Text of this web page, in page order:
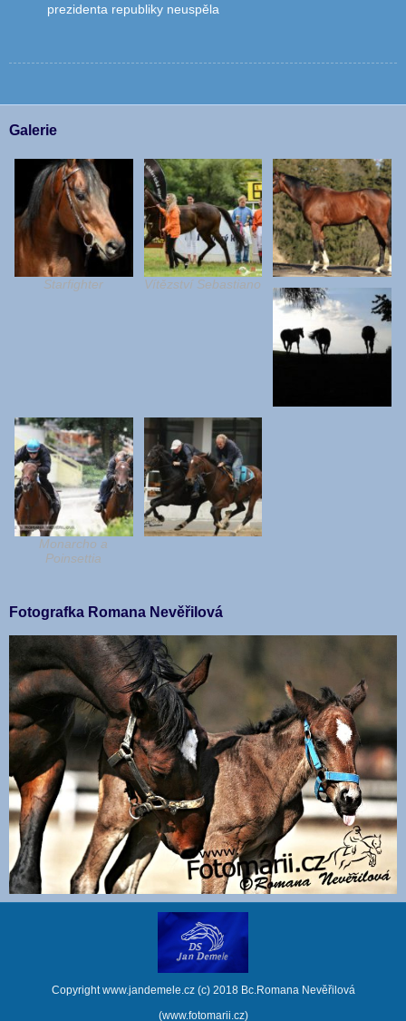
prezidenta republiky neuspěla
Galerie
Starfighter Vítězství Sebastiano
Monarcho a
Poinsettia
Fotografka Romana Nevěřilová
Copyright www.jandemele.cz (c) 2018 Bc.Romana Nevěřilová
(www.fotomarii.cz)